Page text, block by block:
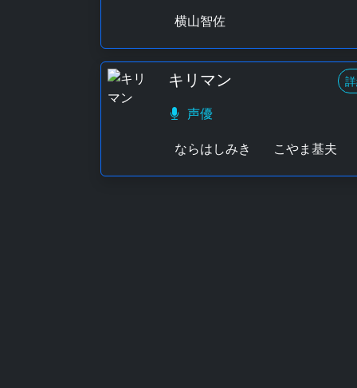
横山智佐
キリマン
声優
ならはしみき
こやま基夫